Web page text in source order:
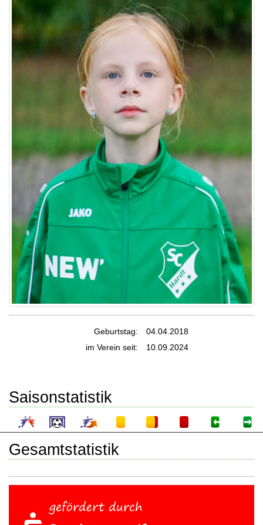
Geburtstag:
04.04.2018
im Verein seit:
10.09.2024
Saisonstatistik
Gesamtstatistik